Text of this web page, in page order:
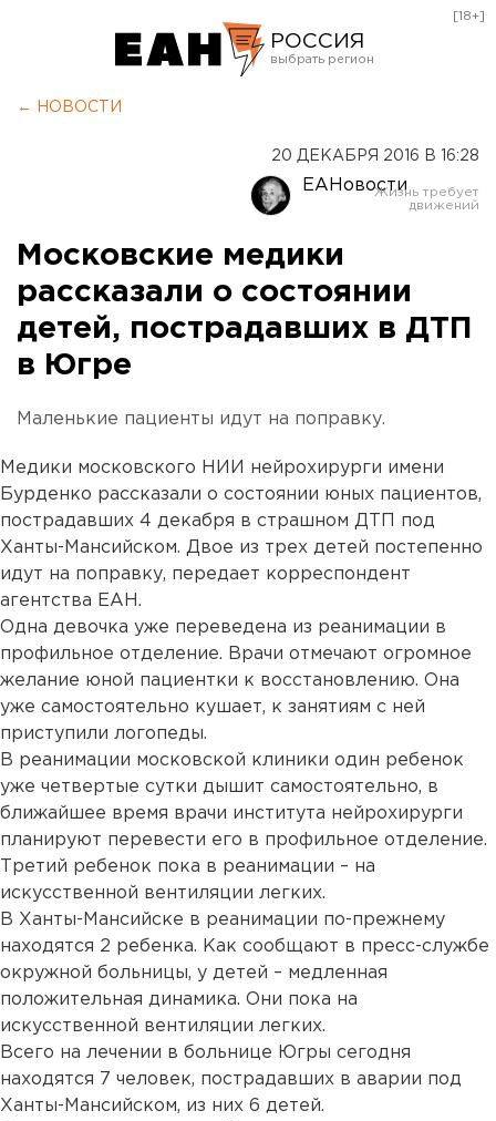
РОССИЯ
Оренбург
[18+]
← НОВОСТИ
20 ДЕКАБРЯ 2016 В 16:28
ЕАНовости
Московские медики
рассказали о состоянии
детей, пострадавших в ДТП
в Югре
Маленькие пациенты идут на поправку.
Медики московского НИИ нейрохирурги имени
Бурденко рассказали о состоянии юных пациентов,
пострадавших 4 декабря в страшном ДТП под
Ханты-Мансийском. Двое из трех детей постепенно
идут на поправку, передает корреспондент
агентства ЕАН.
Одна девочка уже переведена из реанимации в
профильное отделение. Врачи отмечают огромное
желание юной пациентки к восстановлению. Она
уже самостоятельно кушает, к занятиям с ней
приступили логопеды.
В реанимации московской клиники один ребенок
уже четвертые сутки дышит самостоятельно, в
ближайшее время врачи института нейрохирурги
планируют перевести его в профильное отделение.
Третий ребенок пока в реанимации – на
искусственной вентиляции легких.
В Ханты-Мансийске в реанимации по-прежнему
находятся 2 ребенка. Как сообщают в пресс-службе
окружной больницы, у детей – медленная
положительная динамика. Они пока на
искусственной вентиляции легких.
Всего на лечении в больнице Югры сегодня
находятся 7 человек, пострадавших в аварии под
Ханты-Мансийском, из них 6 детей.